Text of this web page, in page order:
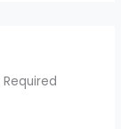
Required